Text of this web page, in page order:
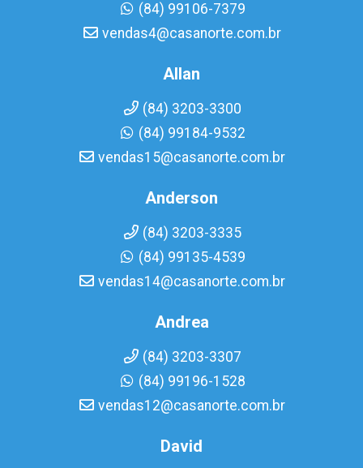
(84) 99106-7379
vendas4@casanorte.com.br
Allan
(84) 3203-3300
(84) 99184-9532
vendas15@casanorte.com.br
Anderson
(84) 3203-3335
(84) 99135-4539
vendas14@casanorte.com.br
Andrea
(84) 3203-3307
(84) 99196-1528
vendas12@casanorte.com.br
David